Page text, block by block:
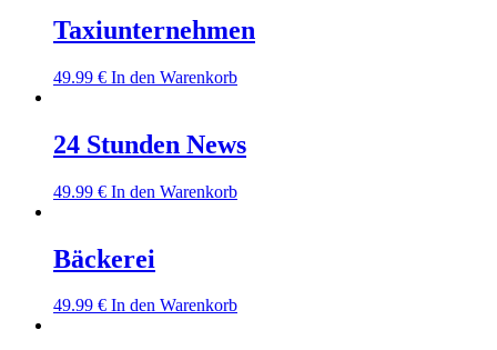
Taxiunternehmen
49.99 € In den Warenkorb
24 Stunden News
49.99 € In den Warenkorb
Bäckerei
49.99 € In den Warenkorb